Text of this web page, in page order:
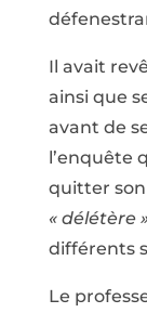
Il avait
ainsi que
avant de
l’enquête
quitter
« délétère
différents
Le